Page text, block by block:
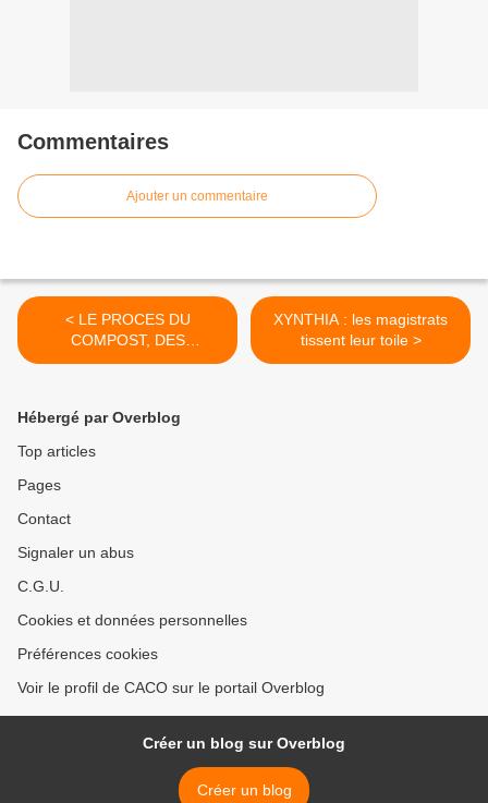
Commentaires
Ajouter un commentaire
< LE PROCES DU
COMPOST, DES
LANCEURS D'ALERTE AU
XYNTHIA : les magistrats
tissent leur toile >
Hébergé par Overblog
Top articles
Pages
Contact
Signaler un abus
C.G.U.
Cookies et données personnelles
Préférences cookies
Voir le profil de CACO sur le portail Overblog
Créer un blog sur Overblog
Créer un blog